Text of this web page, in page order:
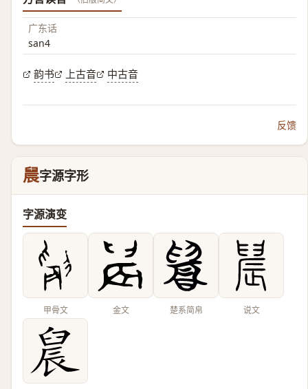
广东话
san4
韵书 上古音 中古音
反馈
䢅字源字形
字源演变
甲骨文 金文 楚系简帛 说文